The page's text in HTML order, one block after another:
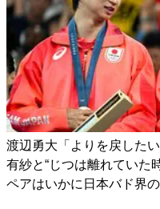
渡辺勇大「よりを戻した
有紗と“じつは離れていた
ペアはいかに日本バド界